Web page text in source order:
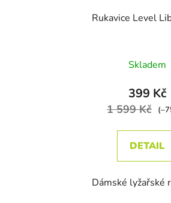
Rukavice Level
Skladem
399 Kč
1 599 Kč
DETAIL
Dámské lyžařské